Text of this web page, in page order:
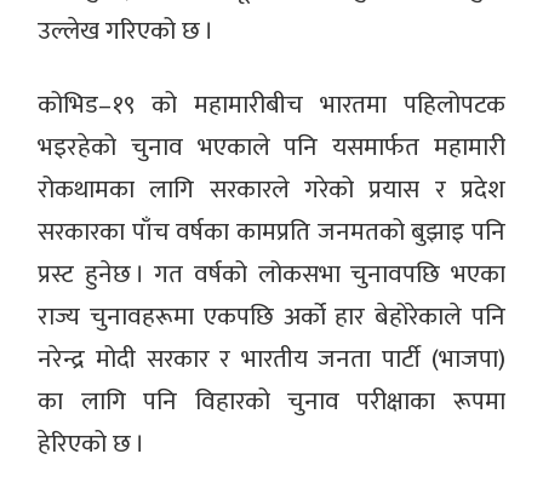
उल्लेख गरिएको छ ।
कोभिड–१९ को महामारीबीच भारतमा पहिलोपटक
भइरहेको चुनाव भएकाले पनि यसमार्फत महामारी
रोकथामका लागि सरकारले गरेको प्रयास र प्रदेश
सरकारका पाँच वर्षका कामप्रति जनमतको बुझाइ पनि
प्रस्ट हुनेछ । गत वर्षको लोकसभा चुनावपछि भएका
राज्य चुनावहरूमा एकपछि अर्को हार बेहोरेकाले पनि
नरेन्द्र मोदी सरकार र भारतीय जनता पार्टी (भाजपा)
का लागि पनि विहारको चुनाव परीक्षाका रूपमा
हेरिएको छ ।